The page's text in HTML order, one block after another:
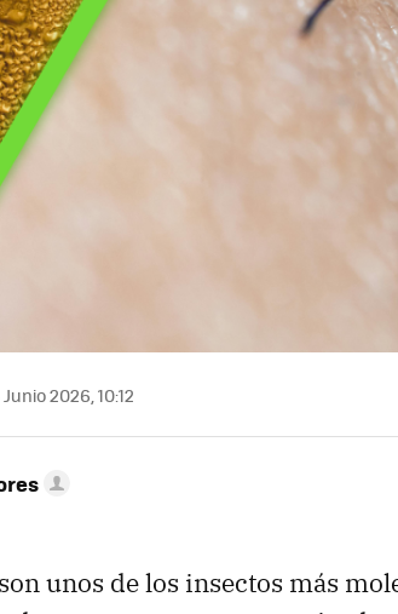
2026, 10:12
unos de los insectos más